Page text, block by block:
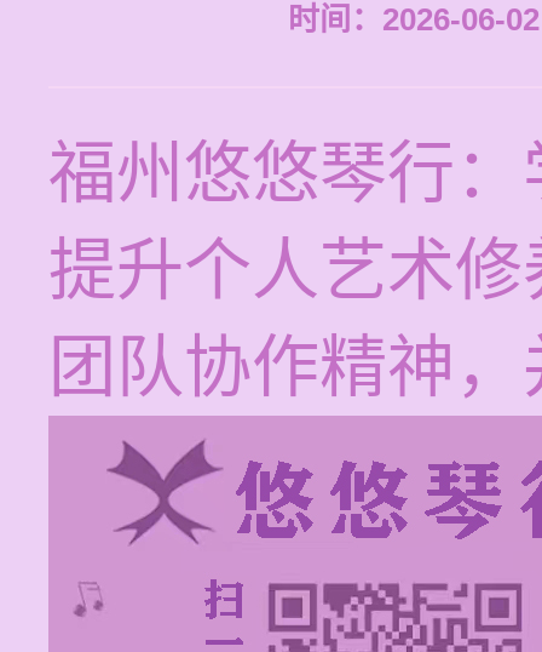
时间：2026-06-
福州悠悠琴行
提升个人艺术
团队协作精神